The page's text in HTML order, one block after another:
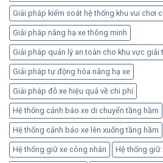
Giải pháp kiểm soát hệ thống khu vui chơi
Giải pháp nâng hạ xe thông minh
Giải pháp quản lý an toàn cho khu vực giải
Giải pháp tự động hóa nâng hạ xe
Giải pháp đỗ xe hiệu quả về chi phí
Hệ thống cảnh báo xe di chuyển tầng hầm
Hệ thống cảnh báo xe lên xuống tầng hầm
Hệ thống giữ xe công nhân Hệ thống giữ